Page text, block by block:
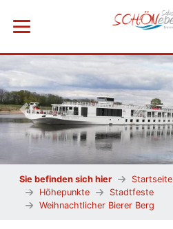
Menü öffnen
Vorheriges Bild
Sie befinden sich hier Startseite
Höhepunkte
Stadtfeste
Weihnachtlicher Bierer Berg